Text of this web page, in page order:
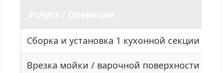
Сборка и установка 1 кухонной секции
Врезка мойки / варочной поверхности